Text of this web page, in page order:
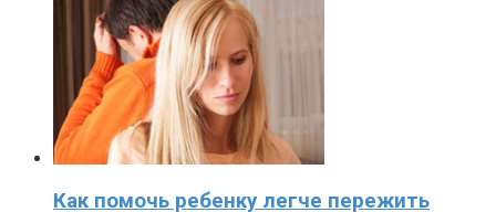
Как помочь ребенку легче пережить